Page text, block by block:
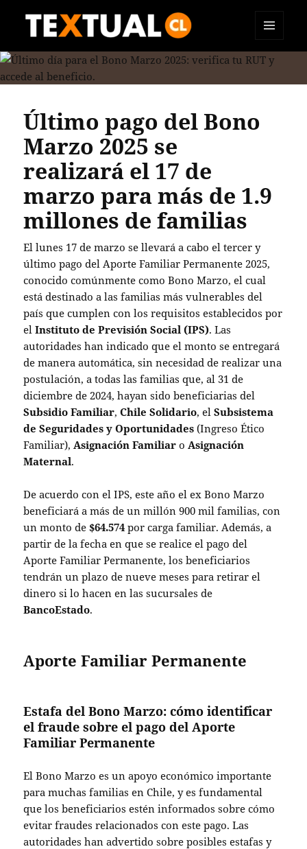
TEXTUAL
Y
WIDGETS
Último pago del Bono
Marzo 2025 se
realizará el 17 de
marzo para más de 1.9
millones de familias
El lunes 17 de marzo se llevará a cabo el tercer y
último pago del Aporte Familiar Permanente 2025,
conocido comúnmente como Bono Marzo, el cual
está destinado a las familias más vulnerables del
país que cumplen con los requisitos establecidos por
elInstituto de Previsión Social (IPS).Las
autoridades han indicado que el monto se entregará
de manera automática, sin necesidad de realizar una
postulación, a todas las familias que, al 31 de
diciembre de 2024, hayan sido beneficiarias del
Subsidio Familiar,Chile Solidario, elSubsistema
de Seguridades y Oportunidades (Ingreso Ético
Familiar),Asignación Familiar oAsignación
Maternal.
De acuerdo con el IPS, este año el ex Bono Marzo
beneficiará a más de un millón 900 mil familias, con
un monto de$64.574 por carga familiar. Además, a
partir de la fecha en que se realice el pago del
Aporte Familiar Permanente, los beneficiarios
tendrán un plazo de nueve meses para retirar el
dinero si lo hacen en las sucursales de
BancoEstado.
Aporte Familiar Permanente
Estafa del Bono Marzo: cómo identificar
el fraude sobre el pago del Aporte
Familiar Permanente
El Bono Marzo es un apoyo económico importante
para muchas familias en Chile, y es fundamental
que los beneficiarios estén informados sobre cómo
evitar fraudes relacionados con este pago. Las
autoridades han advertido sobre posibles estafas y